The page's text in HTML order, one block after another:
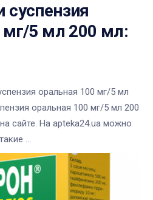
мг/5 мл 200 мл:
оральная 100 мг/5 мл
оральная 100 мг/5 мл 200
сайте. На apteka24.ua можно
...